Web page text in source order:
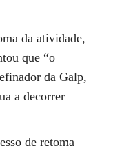
da atividade,
que “o
da Galp,
a decorrer
de retoma